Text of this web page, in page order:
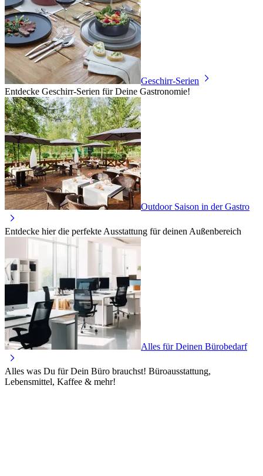
Geschirr-Serien
Entdecke Geschirr-Serien für Deine Gastronomie!
Outdoor Saison in der Gastro
Entdecke hier die perfekte Ausstattung für deinen Außenbereich
Alles für Deinen Bürobedarf
Alles was Du für Dein Büro brauchst! Büroausstattung,
Lebensmittel, Kaffee & mehr!